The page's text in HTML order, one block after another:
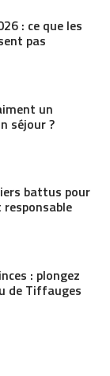
: ce que les
pas
un
séjour ?
battus pour
: plongez
de Tiffauges